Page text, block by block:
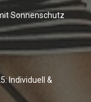
Sonnenschutz
Individuell &